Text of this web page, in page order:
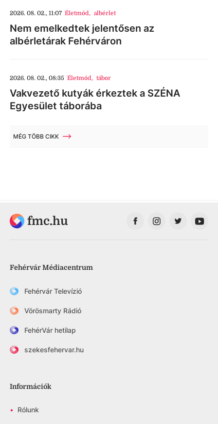
2026. 08. 02., 11:07 Életmód, albérlet
Nem emelkedtek jelentősen az
albérletárak Fehérváron
2026. 08. 02., 08:35 Életmód, tábor
Vakvezető kutyák érkeztek a SZÉNA
Egyesület táborába
MÉG TÖBB CIKK
fmc.hu
Fehérvár Médiacentrum
Fehérvár Televízió
Vörösmarty Rádió
FehérVár hetilap
szekesfehervar.hu
Információk
• Rólunk